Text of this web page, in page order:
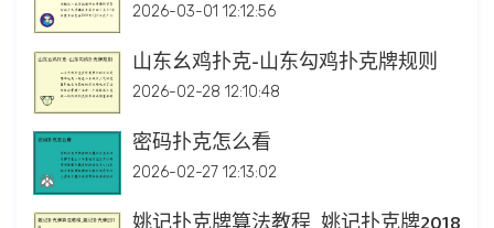
2026-03-01 12:12:56
山东幺鸡扑克-山东勾鸡扑克牌规则
2026-02-28 12:10:48
密码扑克怎么看
2026-02-27 12:13:02